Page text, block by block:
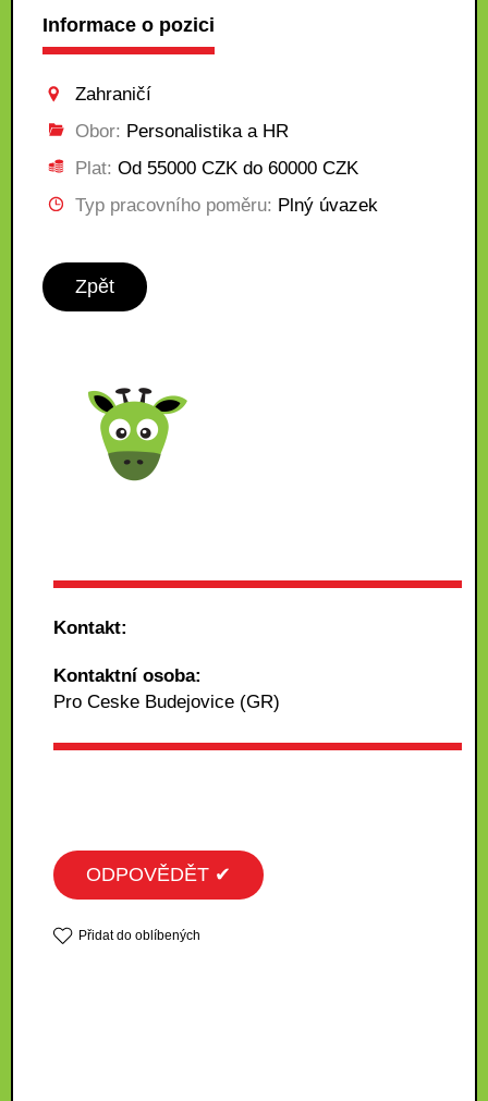
Informace o pozici
Zahraničí
Obor: Personalistika a HR
Plat: Od 55000 CZK do 60000 CZK
Typ pracovního poměru: Plný úvazek
Zpět
Kontakt:
Kontaktní osoba:
Pro Ceske Budejovice (GR)
ODPOVĚDĚT ✔
Přidat do oblíbených